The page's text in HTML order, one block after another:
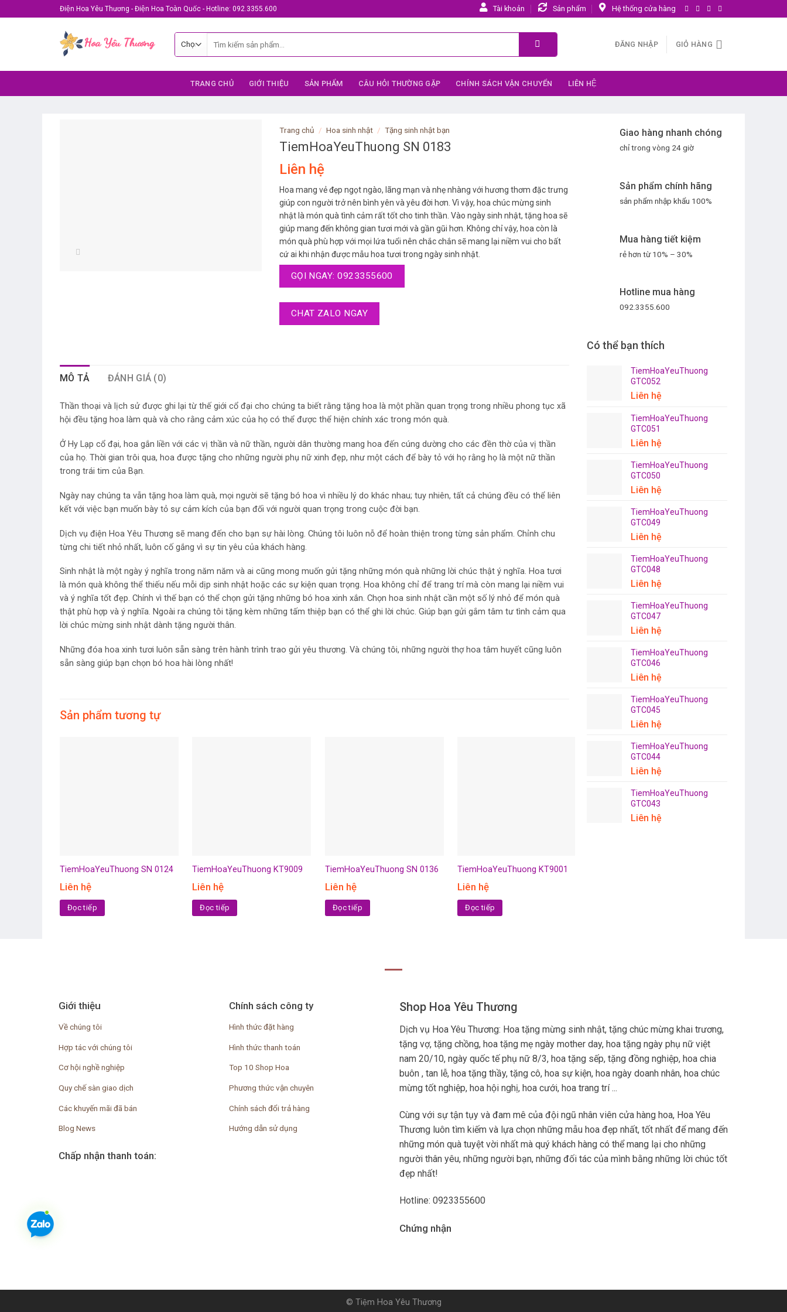
to
Điện Hoa Yêu Thương - Điện Hoa Toàn Quốc - Hotline: 092.3355.600 Tài khoản Sản phẩm Hệ thống cửa hàng
kiếm:
ĐĂNG NHẬP GIỎ HÀNG
TRANG CHỦ GIỚI THIỆU SẢN PHẨM CÂU HỎI THƯỜNG GẶP CHÍNH SÁCH VẬN CHUYỂN LIÊN HỆ
Giao hàng nhanh chóng
chỉ trong vòng 24 giờ
Sản phẩm chính hãng
sản phẩm nhập khẩu 100%
Mua hàng tiết kiệm
rẻ hơn từ 10% – 30%
Hotline mua hàng
092.3355.600
Có thể bạn thích
TiemHoaYeuThuong
GTC052
Liên hệ
TiemHoaYeuThuong
GTC051
Liên hệ
TiemHoaYeuThuong
GTC050
Liên hệ
TiemHoaYeuThuong
GTC049
Liên hệ
TiemHoaYeuThuong
GTC048
Liên hệ
TiemHoaYeuThuong
GTC047
Liên hệ
TiemHoaYeuThuong
GTC046
Liên hệ
TiemHoaYeuThuong
GTC045
Liên hệ
TiemHoaYeuThuong
GTC044
Liên hệ
TiemHoaYeuThuong
GTC043
Liên hệ
Trang chủ / Hoa sinh nhật / Tặng sinh nhật bạn
TiemHoaYeuThuong SN 0183
Liên hệ
Hoa mang vẻ đẹp ngọt ngào, lãng mạn và nhẹ nhàng với hương thơm đặc trưng
giúp con người trở nên bình yên và yêu đời hơn. Vì vậy, hoa chúc mừng sinh
nhật là món quà tình cảm rất tốt cho tinh thần. Vào ngày sinh nhật, tặng hoa sẽ
giúp mang đến không gian tươi mới và gần gũi hơn. Không chỉ vậy, hoa còn là
món quà phù hợp với mọi lứa tuổi nên chắc chắn sẽ mang lại niềm vui cho bất
cứ ai khi nhận được mẫu hoa tươi trong ngày sinh nhật.
GỌI NGAY: 0923355600
CHAT ZALO NGAY
MÔ TẢ ĐÁNH GIÁ (0)
Thần thoại và lịch sử được ghi lại từ thế giới cổ đại cho chúng ta biết rằng tặng hoa là một phần quan trọng trong nhiều phong tục xã
hội đều tặng hoa làm quà và cho rằng cảm xúc của họ có thể được thể hiện chính xác trong món quà.
Ở Hy Lạp cổ đại, hoa gắn liền với các vị thần và nữ thần, người dân thường mang hoa đến cúng dường cho các đền thờ của vị thần
của họ. Thời gian trôi qua, hoa được tặng cho những người phụ nữ xinh đẹp, như một cách để bày tỏ với họ rằng họ là một nữ thần
trong trái tim của Bạn.
Ngày nay chúng ta vẫn tặng hoa làm quà, mọi người sẽ tặng bó hoa vì nhiều lý do khác nhau; tuy nhiên, tất cả chúng đều có thể liên
kết với việc bạn muốn bày tỏ sự cảm kích của bạn đối với người quan trọng trong cuộc đời bạn.
Dịch vụ điện Hoa Yêu Thương sẽ mang đến cho bạn sự hài lòng. Chúng tôi luôn nỗ để hoàn thiện trong từng sản phẩm. Chỉnh chu
từng chi tiết nhỏ nhất, luôn cố gắng vì sự tin yêu của khách hàng.
Sinh nhật là một ngày ý nghĩa trong năm năm và ai cũng mong muốn gửi tặng những món quà những lời chúc thật ý nghĩa. Hoa tươi
là món quà không thể thiếu nếu mỗi dịp sinh nhật hoặc các sự kiện quan trọng. Hoa không chỉ để trang trí mà còn mang lại niềm vui
và ý nghĩa tốt đẹp. Chính vì thế bạn có thể chọn gửi tặng những bó hoa xinh xắn. Chọn hoa sinh nhật cần một số lý nhỏ để món quà
thật phù hợp và ý nghĩa. Ngoài ra chúng tôi tặng kèm những tấm thiệp bạn có thể ghi lời chúc. Giúp bạn gửi gắm tâm tư tình cảm qua
lời chúc mừng sinh nhật dành tặng người thân.
Những đóa hoa xinh tươi luôn sẵn sàng trên hành trình trao gửi yêu thương. Và chúng tôi, những người thợ hoa tâm huyết cũng luôn
sẵn sàng giúp bạn chọn bó hoa hài lòng nhất!
Sản phẩm tương tự
TiemHoaYeuThuong SN 0124
Liên hệ
Đọc tiếp
TiemHoaYeuThuong KT9009
Liên hệ
Đọc tiếp
TiemHoaYeuThuong SN 0136
Liên hệ
Đọc tiếp
TiemHoaYeuThuong KT9001
Liên hệ
Đọc tiếp
Giới thiệu
Về chúng tôi
Hợp tác với chúng tôi
Cơ hội nghề nghiệp
Quy chế sàn giao dịch
Các khuyến mãi đã bán
Blog News
Chính sách công ty
Hình thức đặt hàng
Hình thức thanh toán
Top 10 Shop Hoa
Phương thức vận chuyên
Chính sách đổi trả hàng
Hướng dẫn sử dụng
Chấp nhận thanh toán:
Shop Hoa Yêu Thương
Dịch vụ Hoa Yêu Thương: Hoa tặng mừng sinh nhật, tặng chúc mừng khai trương,
tặng vợ, tặng chồng, hoa tặng mẹ ngày mother day, hoa tặng ngày phụ nữ việt
nam 20/10, ngày quốc tế phụ nữ 8/3, hoa tặng sếp, tặng đồng nghiệp, hoa chia
buôn , tan lễ, hoa tặng thầy, tặng cô, hoa sự kiện, hoa ngày doanh nhân, hoa chúc
mừng tốt nghiệp, hoa hội nghị, hoa cưới, hoa trang trí ...
Cùng với sự tận tụy và đam mê của đội ngũ nhân viên cửa hàng hoa, Hoa Yêu
Thương luôn tìm kiếm và lựa chọn những mẫu hoa đẹp nhất, tốt nhất để mang đến
những món quà tuyệt vời nhất mà quý khách hàng có thể mang lại cho những
người thân yêu, những người bạn, những đối tác của mình bằng những lời chúc tốt
đẹp nhất!
Hotline: 0923355600
Chứng nhận
© Tiệm Hoa Yêu Thương